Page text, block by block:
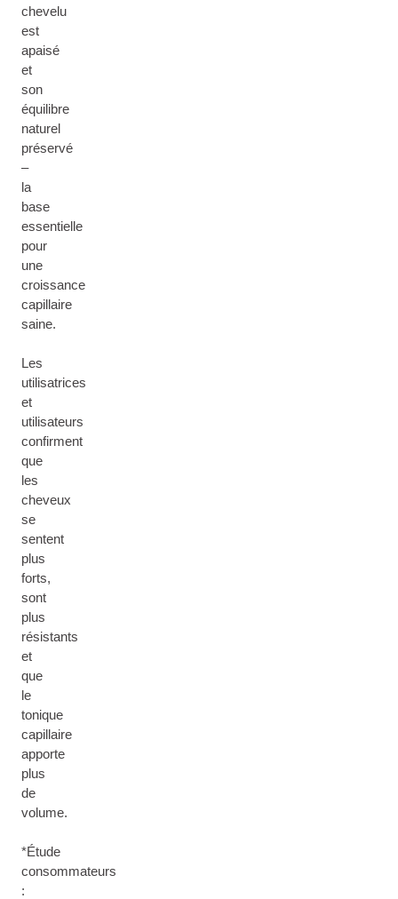
chevelu
est
apaisé
et
son
équilibre
naturel
préservé
–
la
base
essentielle
pour
une
croissance
capillaire
saine.
Les
utilisatrices
et
utilisateurs
confirment
que
les
cheveux
se
sentent
plus
forts,
sont
plus
résistants
et
que
le
tonique
capillaire
apporte
plus
de
volume.
*Étude
consommateurs
: